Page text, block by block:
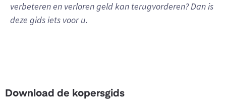
verbeteren en verloren geld kan terugvorderen? Dan is
deze gids iets voor u.
Download de kopersgids